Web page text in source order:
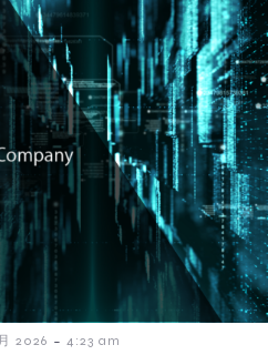
2026 - 4:23 am